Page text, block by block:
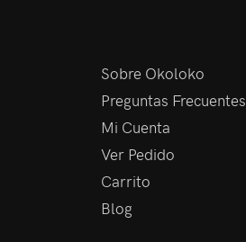
Sobre Okoloko
Preguntas Frecuentes
Mi Cuenta
Ver Pedido
Carrito
Blog